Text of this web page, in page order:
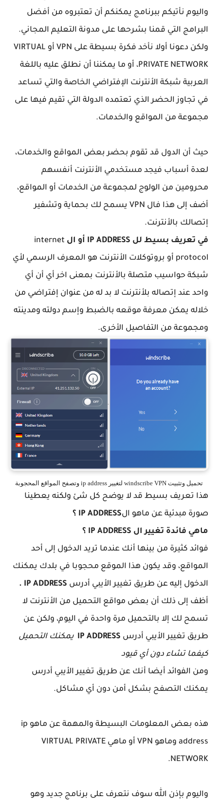
واليوم نأتيكم ببرنامج يمكنكم أن تعتبروه من أفضل
البرامج التي قمنا بشرحها على مدونة التعليم المجاني.
ولكن دعونا أولا نأخد فكرة بسيطة على VPN أو VIRTUAL
PRIVATE NETWORK، أو ما يمكننا أن نطلق عليه باللغة
العربية شبكة الأنترنت الإفتراضي الخاصة والتي تساعد
في تجاوز الحضر الذي تعتمده الدولة التي تقيم فيها على
مجموعة من المواقع والخدمات.
حيث أن الدول قد تقوم بحضر بعض المواقع والخدمات،
لعدة أسباب فيجد مستخدمي الأنترنت أنفسهم
محرومين من الولوج لمجموعة من الخدمات أو المواقع،
أضف إلى هذا فال VPN يسمح لك بحماية وتشفير
إتصالك بالأنترنت.
في تعريف بسيط لل IP ADDRESS أو ال
internet
protocol أو بروتوكلات الأنترنت هو المعرف الرسمي لأي
شبكة حواسيب متصلة بالأنترنت بمعنى اخر أي أن أي
واحد عند إتصاله بلأنترنت لا بد له من عنوان إفتراضي من
خلاله يمكن معرفة موقعه بالضبط وإسم دولته ومدينته
ومجموعة من التفاصيل الأخرى.
تحميل وتثبيت windscribe VPN لتغيير ip address وتصفح المواقع المحجوبة
هذا تعريف بسيط قد لا يوضح كل شئ ولكنه يعطينا
صورة مبدئية عن ماهو الIP ADDRESS ؟
ماهي فائدة تغيير ال IP ADDRESS ؟
فوائد كثيرة من بينها أنك عندما تريد الدخول إلى أحد
المواقع، وقد يكون هذا الموقع محجوبا في بلدك يمكنك
الدخول إليه عن طريق تغيير الأيبي أدرس IP ADDRESS .
أظف إلى ذلك أن بعض مواقع التحميل من الأنترنت لا
تسمح لك إلا بالتحميل مرة واحدة في اليوم، ولكن عن
طريق تغيير الأيبي أدرس IP ADDRESS يمكنك التحميل
كيفما تشاء دون أي قيود
ومن الفوائد أيضا أنك عن طريق تغيير الأيبي أدرس
يمكنك التصفح بشكل أمن دون أي مشاكل.
هذه بعض المعلومات البسيطة والمهمة عن ماهو ip
address وماهو VPN أو ماهي VIRTUAL PRIVATE
NETWORK.
واليوم بإذن الله سوف نتعرف على برنامج جديد وهو